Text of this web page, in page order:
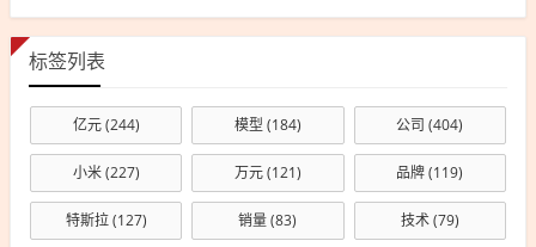
标签列表
亿元(244) 模型 (184) 公司 (404)
小米(227) 万元(121) 品牌(119)
特斯拉(127) 销量(83) 技术(79)